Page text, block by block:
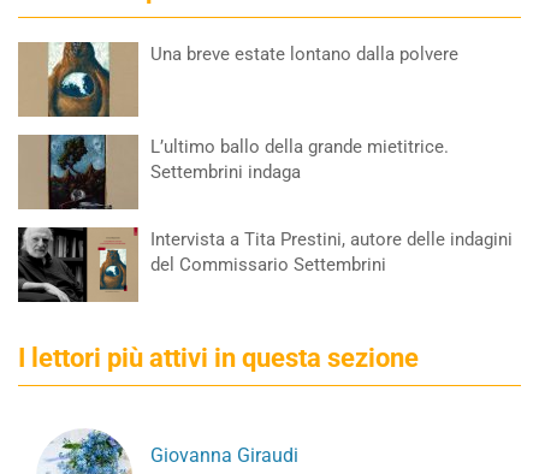
Una breve estate lontano dalla polvere
L’ultimo ballo della grande mietitrice.
Settembrini indaga
Intervista a Tita Prestini, autore delle indagini
del Commissario Settembrini
I lettori più attivi in questa sezione
Giovanna Giraudi